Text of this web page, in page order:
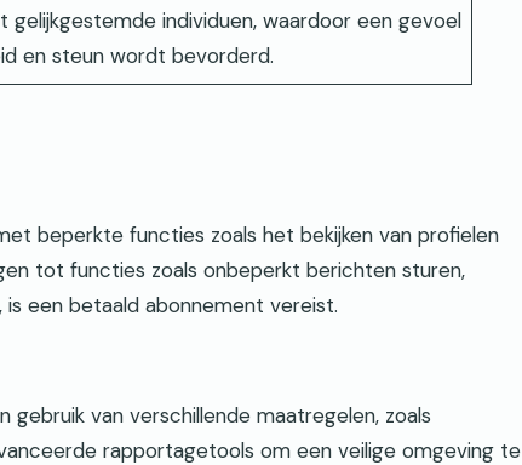
gelijkgestemde individuen, waardoor een gevoel
en steun wordt bevorderd.
beperkte functies zoals het bekijken van profielen
tot functies zoals onbeperkt berichten sturen,
een betaald abonnement vereist.
gebruik van verschillende maatregelen, zoals
rapportagetools om een veilige omgeving te